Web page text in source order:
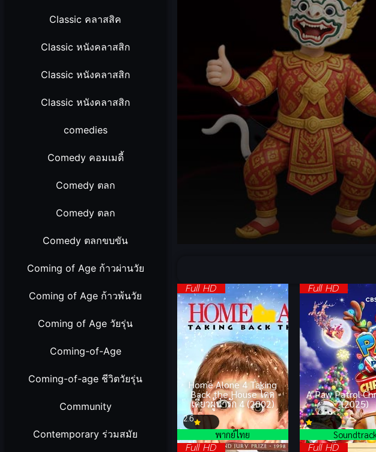
Classic คลาสสิค
Classic หนังคลาสสิก
Classic หนังคลาสสิก
Classic หนังคลาสสิก
comedies
Comedy คอมเมดี้
Comedy ตลก
Comedy ตลก
Comedy ตลกขบขัน
Coming of Age ก้าวผ่านวัย
Coming of Age ก้าวพ้นวัย
Coming of Age วัยรุ่น
Coming-of-Age
Coming-of-age ชีวิตวัยรุ่น
Community
Contemporary ร่วมสมัย
Full HD
Home Alone 4 Taking
Back the House โดด
เดี่ยวผู้น่ารัก 4 (2002)
2.6
พากย์ไทย
Full HD
A Paw Patrol
(2025)
Full HD Full HD